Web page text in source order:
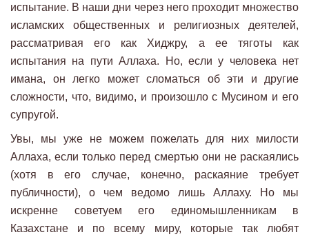
испытание. В наши дни через него проходит множество
исламских общественных и религиозных деятелей,
рассматривая его как Хиджру, а ее тяготы как
испытания на пути Аллаха. Но, если у человека нет
имана, он легко может сломаться об эти и другие
сложности, что, видимо, и произошло с Мусином и его
супругой.
Увы, мы уже не можем пожелать для них милости
Аллаха, если только перед смертью они не раскаялись
(хотя в его случае, конечно, раскаяние требует
публичности), о чем ведомо лишь Аллаху. Но мы
искренне советуем его единомышленникам в
Казахстане и по всему миру, которые так любят